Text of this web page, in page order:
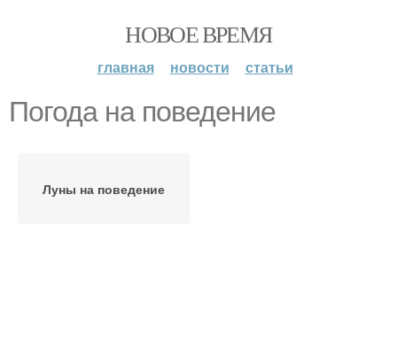
НОВОЕ ВРЕМЯ
главная новости статьи
Погода на поведение
Луны на поведение